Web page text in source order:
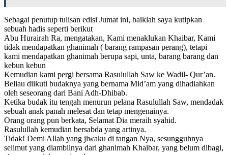
Sebagai penutup tulisan edisi Jumat ini, baiklah saya kutipkan
sebuah hadis seperti berikut
Abu Hurairah Ra, mengatakan, Kami menaklukan Khaibar, Kami
tidak mendapatkan ghanimah ( barang rampasan perang), tetapi
kami mendapatkan ghanimah berupa sapi, unta, barang barang dan
kebun kebun
Kemudian kami pergi bersama Rasulullah Saw ke Wadil- Qur’an.
Beliau diikuti budaknya yang bernama Mid’am yang dihadiahkan
oleh seseorang dari Bani Adh-Dhibab.
Ketika budak itu tengah menurun pelana Rasulullah Saw, mendadak
sebuah anak panah melesat dan tetap mengenainya.
Orang orang pun berkata, Selamat Dia meraih syahid.
Rasulullah kemudian bersabda yang artinya.
Tidak! Demi Allah yang jiwaku di tangan Nya, sesungguhnya
selimut yang diambilnya dari ghanimah Khaibar, yang belum dibagi,